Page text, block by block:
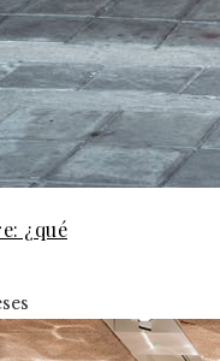
¿qué